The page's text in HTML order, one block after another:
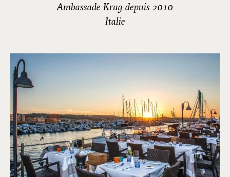
Ambassade Krug depuis 2010
Italie